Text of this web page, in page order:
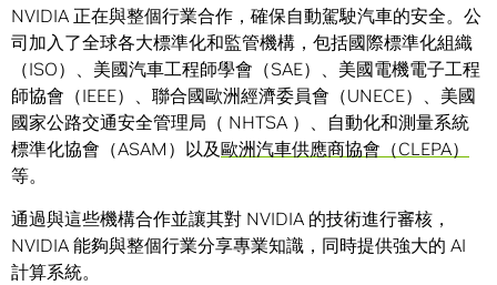
NVIDIA 正在與整個行業合作，確保自動駕駛汽車的安全。公
司加入了全球各大標準化和監管機構，包括國際標準化組織
（ISO）、美國汽車工程師學會（SAE）、美國電機電子工程
師協會（IEEE）、聯合國歐洲經濟委員會（UNECE）、美國
國家公路交通安全管理局（ NHTSA ）、自動化和測量系統
標準化協會（ASAM）以及歐洲汽車供應商協會（CLEPA）
等。
通過與這些機構合作並讓其對 NVIDIA 的技術進行審核，
NVIDIA 能夠與整個行業分享專業知識，同時提供強大的 AI
計算系統。